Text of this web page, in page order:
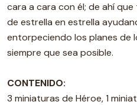
cara a cara con él; de ahí
de estrella en estrella
entorpeciendo los planes de
siempre que sea posible.
CONTENIDO:
3 miniaturas de Héroe, 1